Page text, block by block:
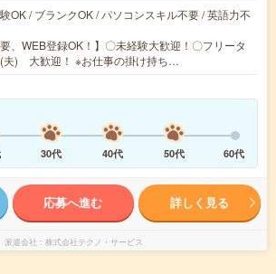
OK / ブランクOK / パソコンスキル不要 / 英語力不
要、WEB登録OK！】〇未経験大歓迎！〇フリータ
夫) 大歓迎！ ※お仕事の掛け持ち…
30代 40代 50代 60代
応募へ進む 詳しく見る
派遣会社 株式会社テクノ・サービス